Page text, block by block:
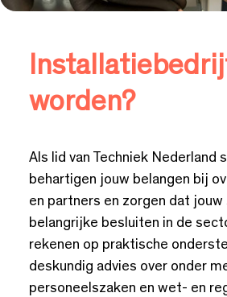
worden?
Als lid van Techniek Nederland
behartigen jouw belangen bij
en partners en zorgen dat
belangrijke besluiten in de
rekenen op praktische
deskundig advies over onder
personeelszaken en wet- en